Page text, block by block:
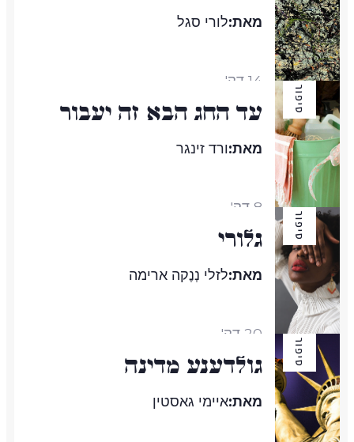
מאת:לורי סגל
14 דק'
סיפור עד החג הבא זה יעבור
מאת:ורד זינגר
8 דק'
סיפור גלורי
מאת:לזלי נְנֶקה ארימה
20 דק'
סיפור גולדענע מדינה
מאת:איימי גאסטין